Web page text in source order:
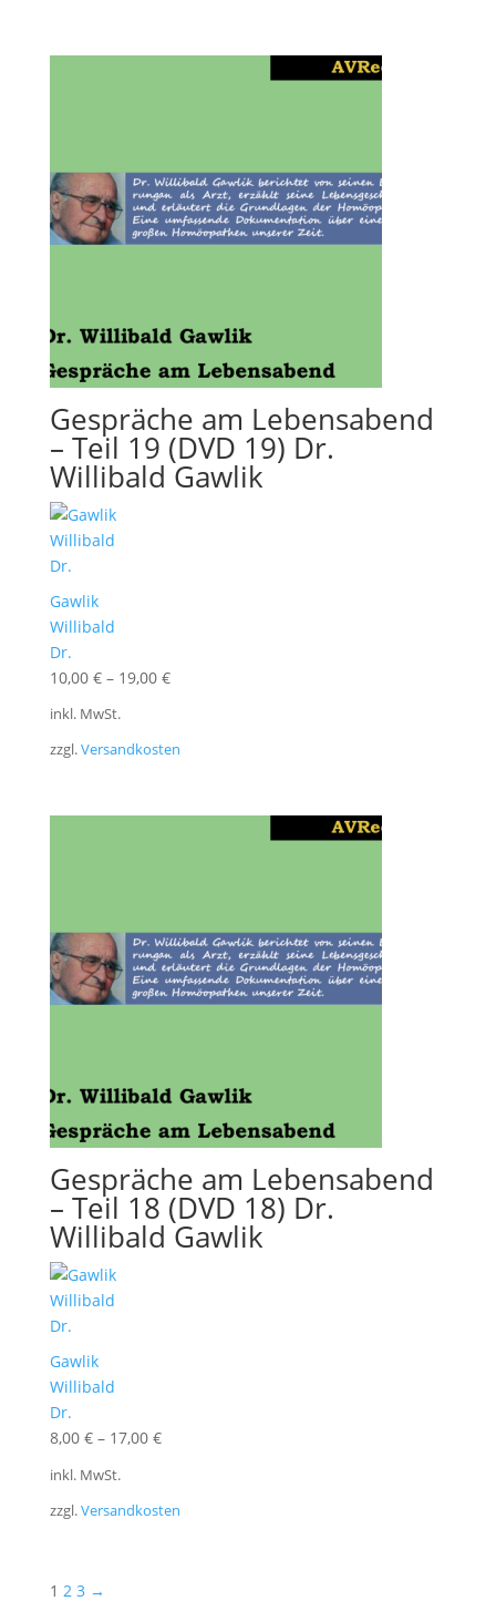
Gespräche am Lebensabend
– Teil 19 (DVD 19) Dr.
Willibald Gawlik
Gawlik
Willibald
Dr.
10,00 €– 19,00 €
inkl. MwSt.
zzgl.Versandkosten
Gespräche am Lebensabend
– Teil 18 (DVD 18) Dr.
Willibald Gawlik
Gawlik
Willibald
Dr.
8,00 €– 17,00 €
inkl. MwSt.
zzgl.Versandkosten
1 2 3 →